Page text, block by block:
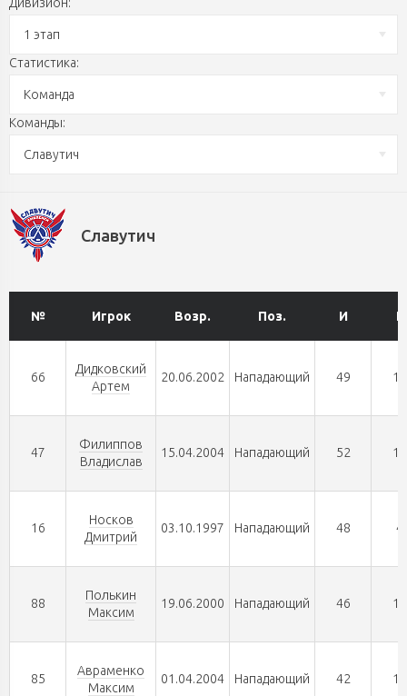
1 этап
Статистика:
Команда
Команды:
Славутич
Славутич
№ Игрок Возр. Поз. И Г
66
Дидковский
Артем
20.06.2002 Нападающий 49 18
47
Филиппов
Владислав
15.04.2004 Нападающий 52 19
16
Носков
Дмитрий
03.10.1997 Нападающий 48 4
88
Полькин
Максим
19.06.2000 Нападающий 46 16
85
Авраменко
Максим
01.04.2004 Нападающий 42 12